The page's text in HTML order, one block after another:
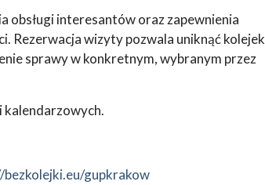
obsługi interesantów oraz zapewnienia
Rezerwacja wizyty pozwala uniknąć kolejek
sprawy w konkretnym, wybranym przez
kalendarzowych.
gupkrakow